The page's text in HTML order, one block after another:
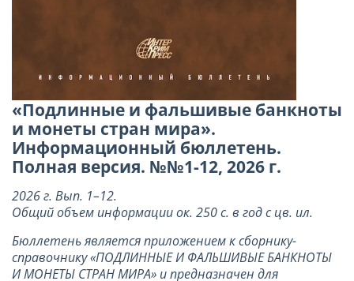
«Подлинные и фальшивые банкноты
и монеты стран мира».
Информационный бюллетень.
Полная версия. №№1-12, 2026 г.
2026 г. Вып. 1–12.
Общий объем информации ок. 250 с. в год с цв. ил.
Бюллетень является приложением к сборнику-
справочнику «ПОДЛИННЫЕ И ФАЛЬШИВЫЕ БАНКНОТЫ
И МОНЕТЫ СТРАН МИРА» и предназначен для